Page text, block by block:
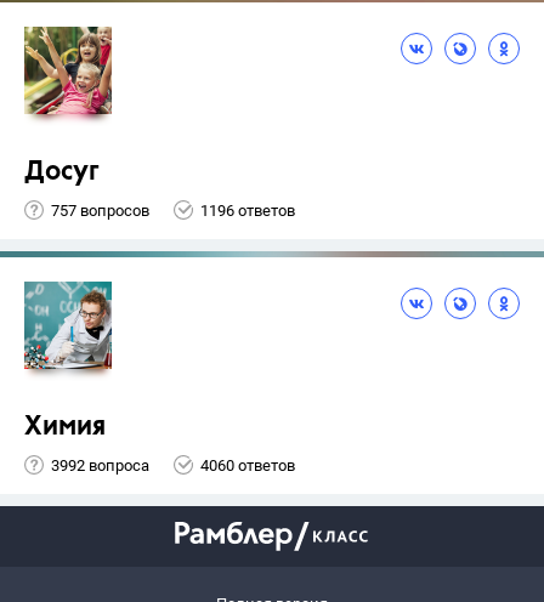
Досуг
757 вопросов 1196 ответов
Химия
3992 вопроса 4060 ответов